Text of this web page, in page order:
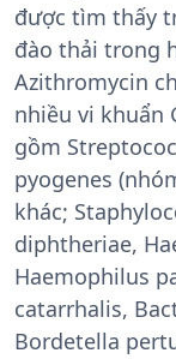
được tìm thấy
đào thải trong
Azithromycin
nhiều vi khuẩn
gồm
pyogenes
khác;
diphtheriae,
Haemophilus
catarrhalis,
Bordetella